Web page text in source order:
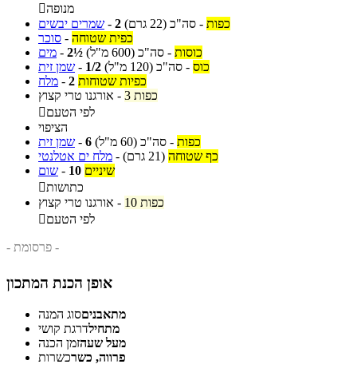
מנופה
שמרים יבשים - 2 כפות - סה"כ (22 גרם)
סוכר - כפית שטוחה
מים - 2½ כוסות - סה"כ (600 מ"ל)
שמן זית - 1/2 כוס - סה"כ (120 מ"ל)
מלח - 2 כפיות שטוחות
אורגנו טרי קצוץ -
3 כפות
לפי הטעם
הציפוי
שמן זית - 6 כפות - סה"כ (60 מ"ל)
מלח ים אטלנטי - כף שטוחה (21 גרם)
שום - 10 שיניים
כתושות
אורגנו טרי קצוץ -
10 כפות
לפי הטעם
- פרסומת -
אופן הכנת המתכון
מתאבניםסוג המנה
מתחילדרגת קושי
מעל שעהזמן הכנה
פרווה, כשרכשרות